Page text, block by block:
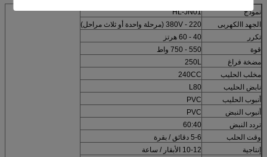
نموذج
HL-JN01
الجهد االكهربى
220 - 380V (مرحلة واحدة أو ثلاث مراحل)
تكرر
40 - 60 هرتز
قوة
550 - 750 واط
مضخة فراغ
250L
مخلب الحليب
240CC
نابض الحليب
L80
أنبوب الحليب
PVC
أنبوب النبض
PVC
تردد النبض
60:40
وقت الحلب
5-6 دقائق / بقرة
إنتاجية
10-12 الأبقار / ساعة